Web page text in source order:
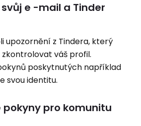
e -mail a Tinder
upozornění z Tindera, který
váš profil.
poskytnutých například
svou identitu.
pokyny pro komunitu